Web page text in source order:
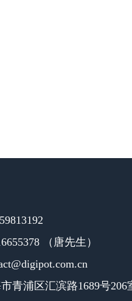
（唐先生）
青浦区汇滨路1689号206